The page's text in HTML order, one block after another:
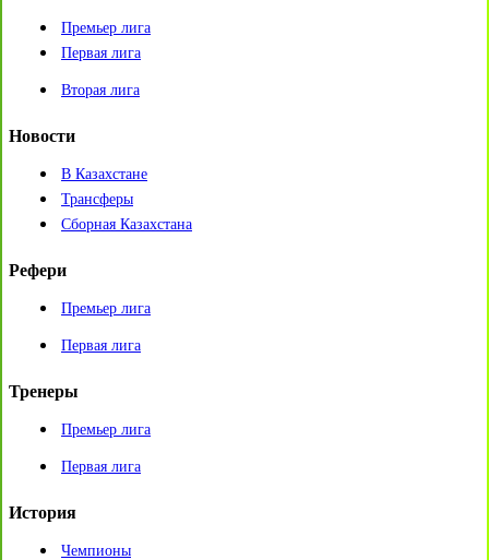
Премьер лига
Первая лига
Вторая лига
Новости
В Казахстане
Трансферы
Сборная Казахстана
Рефери
Премьер лига
Первая лига
Тренеры
Премьер лига
Первая лига
История
Чемпионы